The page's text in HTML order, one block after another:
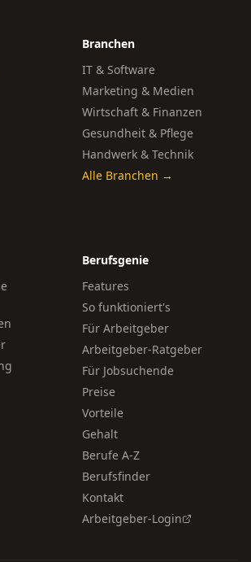
Branchen
IT & Software
Marketing & Medien
Wirtschaft & Finanzen
Gesundheit & Pflege
Handwerk & Technik
Alle Branchen →
Berufsgenie
Features
So funktioniert's
Für Arbeitgeber
Arbeitgeber-Ratgeber
Für Jobsuchende
Preise
Vorteile
Gehalt
Berufe A-Z
Berufsfinder
Kontakt
Arbeitgeber-Login